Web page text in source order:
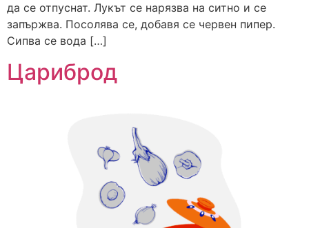
да се отпуснат. Лукът се нарязва на ситно и се
запържва. Посолява се, добавя се червен пипер.
Сипва се вода […]
Цариброд